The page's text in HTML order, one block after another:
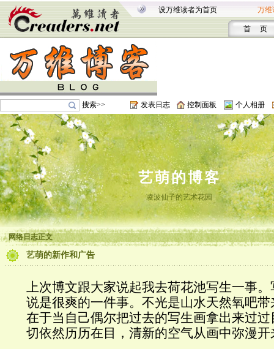
设万维读者为首页 万维
首 页
搜索>> 发表日志 控制面板 个人相册
艺萌的博客
凌波仙子的艺术花园
网络日志正文
艺萌的新作和广告
上次博文跟大家说起我去荷花池写生一事
说是很爽的一件事。不光是山水天然氧吧
在于当自己偶尔把过去的写生画拿出来过
切依然历历在目，清新的空气从画中弥漫开